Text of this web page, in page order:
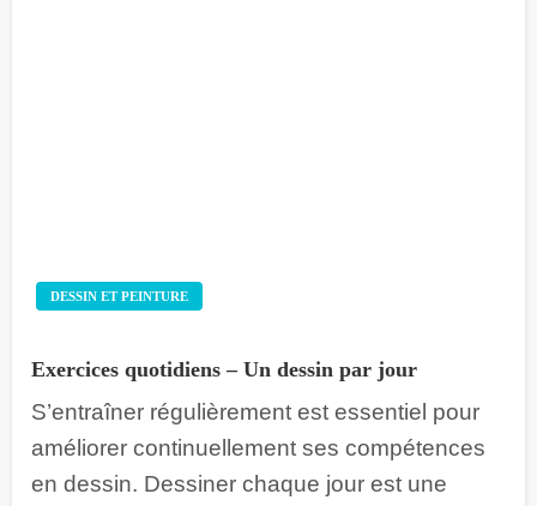
DESSIN ET PEINTURE
Exercices quotidiens – Un dessin par jour
S’entraîner régulièrement est essentiel pour
améliorer continuellement ses compétences
en dessin. Dessiner chaque jour est une